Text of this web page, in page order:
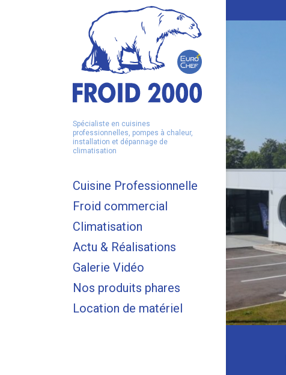
Spécialiste en cuisines
professionnelles, pompes à chaleur,
installation et dépannage de
climatisation
Cuisine Professionnelle
Froid commercial
Climatisation
Actu & Réalisations
Galerie Vidéo
Nos produits phares
Location de matériel